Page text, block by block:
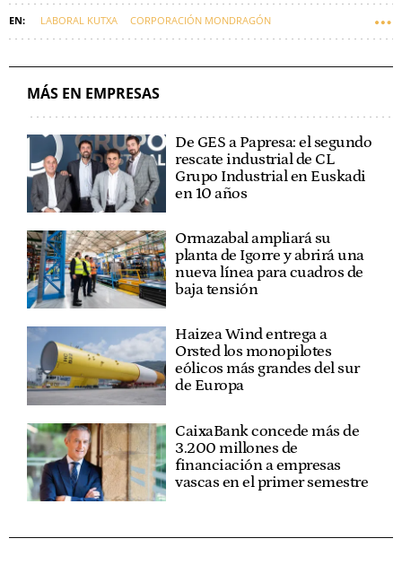
LABORAL KUTXA CORPORACIÓN MONDRAGÓN
MÁS EN EMPRESAS
De GES a Papresa: el segundo
rescate industrial de CL
Grupo Industrial en Euskadi
en 10 años
Ormazabal ampliará su
planta de Igorre y abrirá una
nueva línea para cuadros de
baja tensión
Haizea Wind entrega a
Orsted los monopilotes
eólicos más grandes del sur
de Europa
CaixaBank concede más de
3.200 millones de
financiación a empresas
vascas en el primer semestre